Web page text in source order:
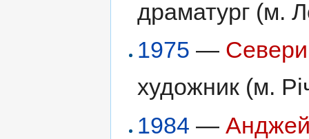
драматург (м.
1975 —
художник (м.
1984 —